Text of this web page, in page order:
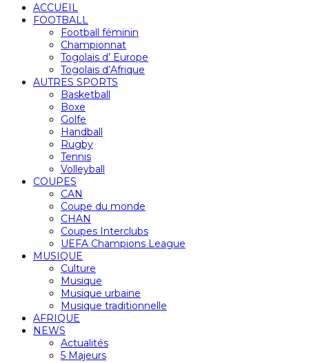
ACCUEIL
FOOTBALL
Football féminin
Championnat
Togolais d’ Europe
Togolais d’Afrique
AUTRES SPORTS
Basketball
Boxe
Golfe
Handball
Rugby
Tennis
Volleyball
COUPES
CAN
Coupe du monde
CHAN
Coupes Interclubs
UEFA Champions League
MUSIQUE
Culture
Musique
Musique urbaine
Musique traditionnelle
AFRIQUE
NEWS
Actualités
5 Majeurs